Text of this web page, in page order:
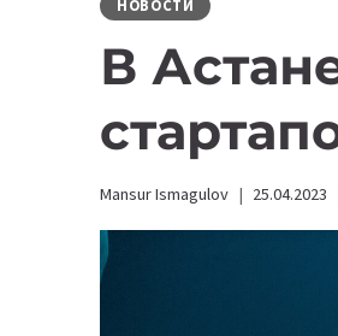
НОВОСТИ
В
Mansur Ismagulov 25.04.2023